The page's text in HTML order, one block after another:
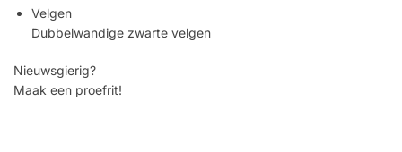
Velgen
Dubbelwandige zwarte velgen
Nieuwsgierig?
Maak een proefrit!